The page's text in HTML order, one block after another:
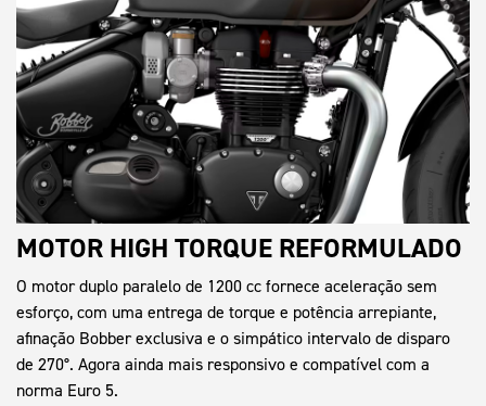
MOTOR HIGH TORQUE REFORMULADO
O motor duplo paralelo de 1200 cc fornece aceleração sem
esforço, com uma entrega de torque e potência arrepiante,
afinação Bobber exclusiva e o simpático intervalo de disparo
de 270°. Agora ainda mais responsivo e compatível com a
norma Euro 5.